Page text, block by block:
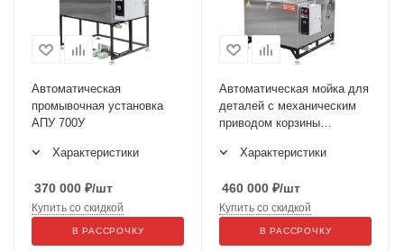
Автоматическая
промывочная установка
АПУ 700У
Характеристики
370 000 ₽/шт
Купить со скидкой
В РАССРОЧКУ
Автоматическая мойка для
деталей с механическим
приводом корзины
Характеристики
460 000 ₽/шт
Купить со скидкой
В РАССРОЧКУ